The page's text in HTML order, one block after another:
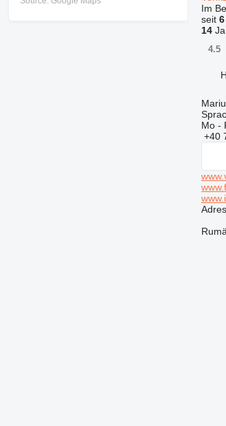
Im
seit 6
14
4.5
Mo -
+40